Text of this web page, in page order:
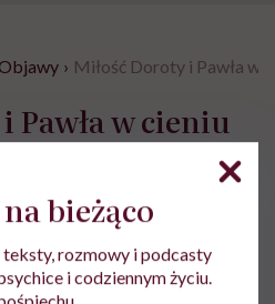
› Miłość Doroty i Pawła w
Pawła w cieniu
„Czasem po
żonę do
uprawiać
bieżąco
rozmowy i podcasty
i codziennym życiu.